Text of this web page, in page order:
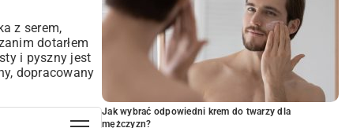
z serem,
dotarłem
i pyszny jest
dopracowany
Jak wybrać odpowiedni krem do twarzy dla
mężczyzn?